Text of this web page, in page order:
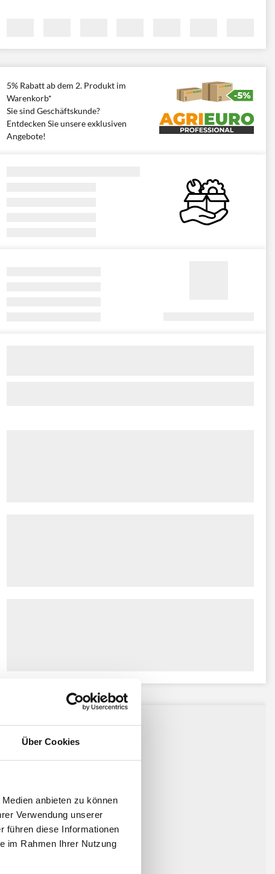
Über Cookies
anbieten zu können
Verwendung unserer
führen diese Informationen
im Rahmen Ihrer Nutzung
5% Rabatt ab dem 2. Produkt im
Warenkorb*
Sie sind Geschäftskunde?
Entdecken Sie unsere exklusiven
Angebote!